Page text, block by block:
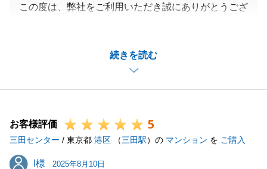
続きを読む
この度は、弊社をご利用いただき誠にありがとうござ
ご協力ありがとうございました。
引き続き弊社の最重点マンションですので、お困りご
ませ。
引き続きどうぞよろしくお願い申し上げます。
お客様評価 5
三田センター / 東京都 港区 （三田駅）の マンション を ご購入
I様
I様 2025年8月10日